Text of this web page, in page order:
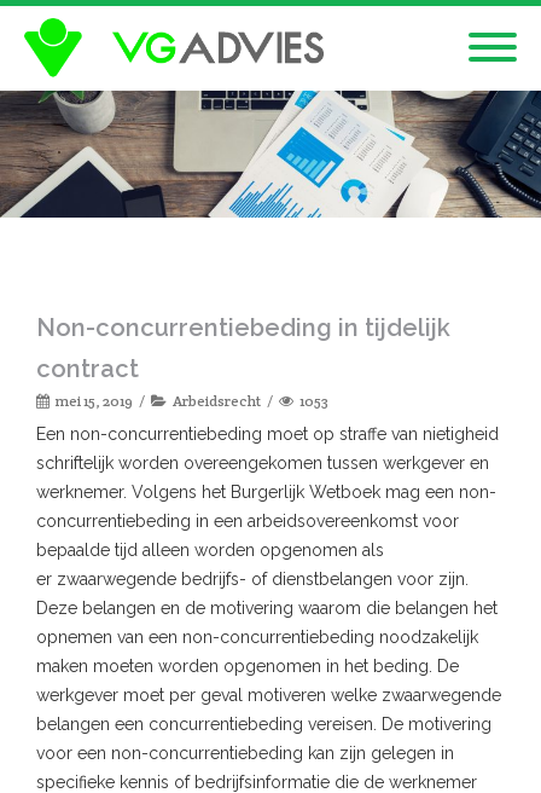
Non-concurrentiebeding in tijdelijk
contract
mei 15, 2019 Arbeidsrecht 1053
Een non-concurrentiebeding moet op straffe van nietigheid
schriftelijk worden overeengekomen tussen werkgever en
werknemer. Volgens het Burgerlijk Wetboek mag een non-
concurrentiebeding in een arbeidsovereenkomst voor
bepaalde tijd alleen worden opgenomen als
er zwaarwegende bedrijfs- of dienstbelangen voor zijn.
Deze belangen en de motivering waarom die belangen het
opnemen van een non-concurrentiebeding noodzakelijk
maken moeten worden opgenomen in het beding. De
werkgever moet per geval motiveren welke zwaarwegende
belangen een concurrentiebeding vereisen. De motivering
voor een non-concurrentiebeding kan zijn gelegen in
specifieke kennis of bedrijfsinformatie die de werknemer